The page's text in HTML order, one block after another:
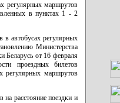
регулярных маршрутов
в пунктах 1 - 2
в автобусах регулярных
Министерства
Беларусь от 16 февраля
проездных билетов
регулярных маршрутов
на расстояние поездки и